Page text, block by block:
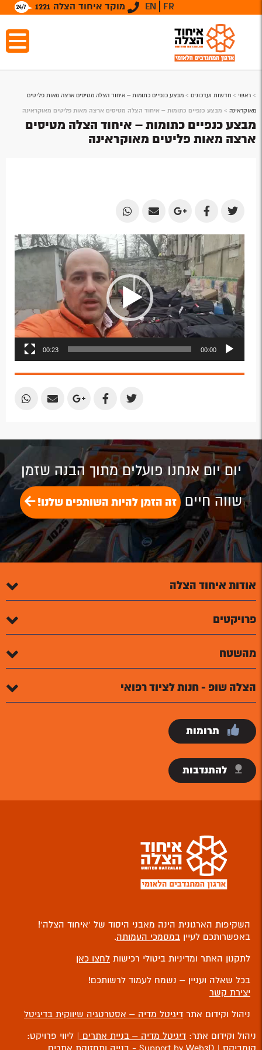
מוקד איחוד הצלה 1221 EN FR
> ראשי > חדשות ועדכונים > מבצע כנפיים כתומות – איחוד הצלה מטיסים ארצה מאות פליטים
מאוקראינה > מבצע כנפיים כתומות – איחוד הצלה מטיסים ארצה מאות פליטים מאוקראינה
מבצע כנפיים כתומות – איחוד הצלה מטיסים
ארצה מאות פליטים מאוקראינה
Share
on
Twitter
Share
on
Facebook
Share
on
Google
Plus
Share
by
Email
Share
by
Email
נגן
וידאו
00:00
00:23
Share
Share
Share
Share
Share
יום יום אנחנו פועלים מתוך הבנה שזמן
שווה חיים זה הזמן להיות השותפים שלנו!
אודות איחוד הצלה
פרויקטים
מהשטח
הצלה שופ - חנות לציוד רפואי
תרומות
להתנדבות
השקיפות הארגונית הינה מאבני היסוד של ‘איחוד הצלה’!
באפשרותכם לעיין במסמכי העמותה.
לתקנון האתר ומדיניות ביטולי רכישות לחצו כאן
בכל שאלה ועניין – נשמח לעמוד לרשותכם!
יצירת קשר
ניהול וקידום אתר דיגיטל מדיה – אסטרטגיה שיווקית בדיגיטל
ניהול וקידום אתר: דיגיטל מדיה – בניית אתרים | ליווי פרויקט: